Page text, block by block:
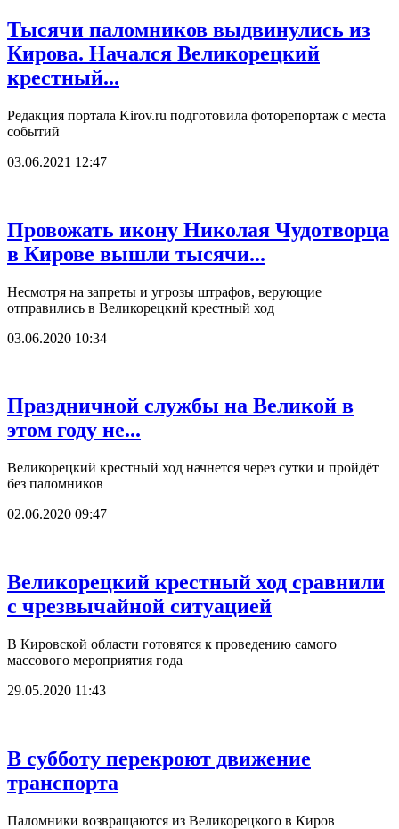
Тысячи паломников выдвинулись из
Кирова. Начался Великорецкий
крестный...
Редакция портала Kirov.ru подготовила фоторепортаж с места
событий
03.06.2021 12:47
Провожать икону Николая Чудотворца
в Кирове вышли тысячи...
Несмотря на запреты и угрозы штрафов, верующие
отправились в Великорецкий крестный ход
03.06.2020 10:34
Праздничной службы на Великой в
этом году не...
Великорецкий крестный ход начнется через сутки и пройдёт
без паломников
02.06.2020 09:47
Великорецкий крестный ход сравнили
с чрезвычайной ситуацией
В Кировской области готовятся к проведению самого
массового мероприятия года
29.05.2020 11:43
В субботу перекроют движение
транспорта
Паломники возвращаются из Великорецкого в Киров